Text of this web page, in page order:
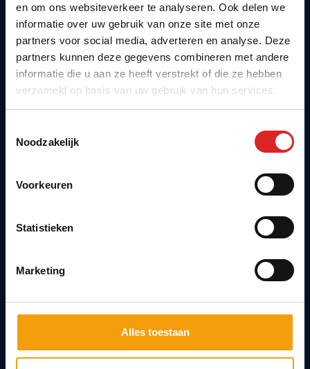
en om ons websiteverkeer te analyseren. Ook delen we
informatie over uw gebruik van onze site met onze
partners voor social media, adverteren en analyse. Deze
partners kunnen deze gegevens combineren met andere
informatie die u aan ze heeft verstrekt of die ze hebben
verzameld op basis van uw gebruik van hun services.
Noodzakelijk
Voorkeuren
Statistieken
Marketing
Alles toestaan
010-2340401
corporate@flevum.nl
Kommiezenlaan 32D
3125 AN Schiedam
Agenda
Meld je aan en ontvang persoonlijke updates
CAPTCHA